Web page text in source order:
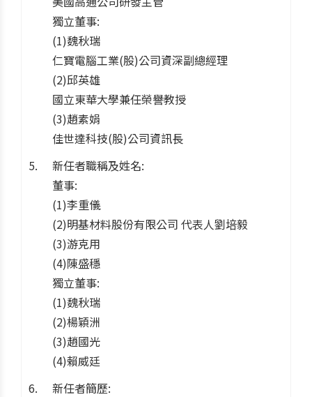
獨立董事:
(1)魏秋瑞
仁寶電腦工業(股)公司資深副總經理
(2)邱英雄
國立東華大學兼任榮譽教授
(3)趙素娟
佳世達科技(股)公司資訊長
新任者職稱及姓名:
董事:
(1)李重儀
(2)明基材料股份有限公司 代表人劉培毅
(3)游克用
(4)陳盛穩
獨立董事:
(1)魏秋瑞
(2)楊穎洲
(3)趙國光
(4)賴威廷
新任者簡歷: